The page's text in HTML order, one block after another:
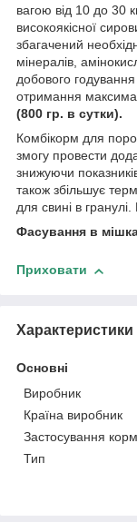
вагою від 10 до 30
високоякісної
збагачений
мінералів,
добового
отримання
(800 гр. в сутки).
Комбікорм для
змогу провести
знижуючи
також збільшує
для свині в
Фасування в
Приховати
Характеристики
Основні
Виробник
Країна виробник
Застосування
Тип